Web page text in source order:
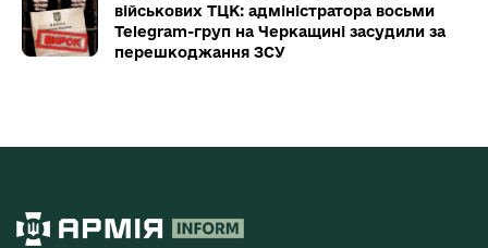
військових ТЦК: адміністратора восьми
Telegram-груп на Черкащині засудили за
перешкоджання ЗСУ